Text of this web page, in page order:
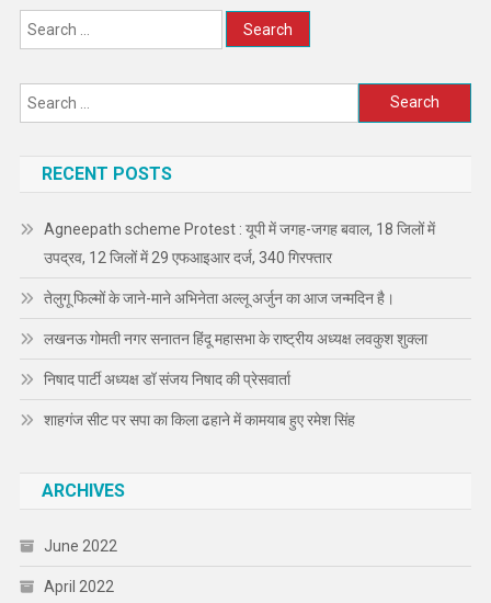
Search
for:
Search
for:
RECENT POSTS
Agneepath scheme Protest : यूपी में जगह-जगह बवाल, 18 जिलों में
उपद्रव, 12 जिलों में 29 एफआइआर दर्ज, 340 गिरफ्तार
तेलुगू फिल्मों के जाने-माने अभिनेता अल्लू अर्जुन का आज जन्मदिन है।
लखनऊ गोमती नगर सनातन हिंदू महासभा के राष्ट्रीय अध्यक्ष लवकुश शुक्ला
निषाद पार्टी अध्यक्ष डॉ संजय निषाद की प्रेसवार्ता
शाहगंज सीट पर सपा का किला ढहाने में कामयाब हुए रमेश सिंह
ARCHIVES
June 2022
April 2022